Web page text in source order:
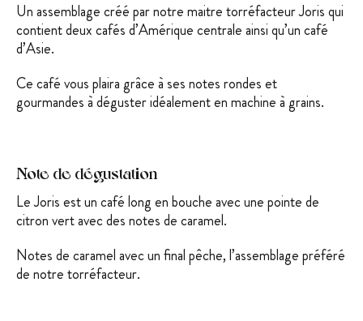
Un assemblage créé par notre maitre torréfacteur Joris qui
contient deux cafés d’Amérique centrale ainsi qu’un café
d’Asie.
Ce café vous plaira grâce à ses notes rondes et
gourmandes à déguster idéalement en machine à grains.
Note de dégustation
Le Joris est un café long en bouche avec une pointe de
citron vert avec des notes de caramel.
Notes de caramel avec un final pêche, l’assemblage préféré
de notre torréfacteur.